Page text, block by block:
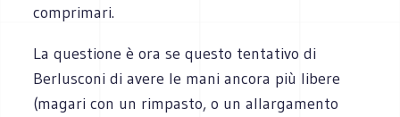
comprimari.
La questione è ora se questo tentativo di
Berlusconi di avere le mani ancora più libere
(magari con un rimpasto, o un allargamento